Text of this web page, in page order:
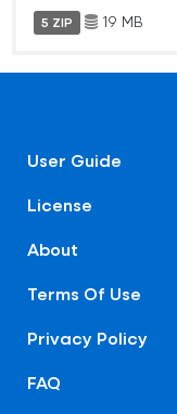
5 ZIP 19 MB
User Guide
License
About
Terms Of Use
Privacy Policy
FAQ